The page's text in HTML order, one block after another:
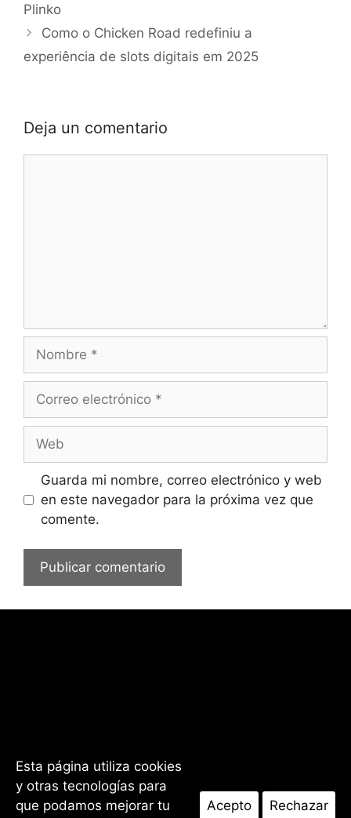
Plinko
Como o Chicken Road redefiniu a
experiência de slots digitais em 2025
Deja un comentario
electrónico
Guarda mi nombre, correo electrónico y web
en este navegador para la próxima vez que
comente.
Facebook
Instagram
Esta página utiliza cookies
y otras tecnologías para
que podamos mejorar tu
Acepto Rechazar